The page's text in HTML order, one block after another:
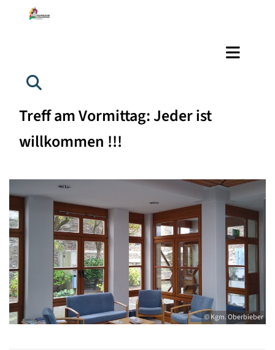
Treff am Vormittag: Jeder ist
willkommen !!!
© Kgm. Oberbieber